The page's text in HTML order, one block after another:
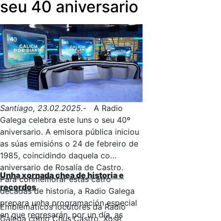
un peto, catro amigos que viven
aventuras relacionadas coa natureza, a
música e o seu contorno onde se
enxalzan valores como a amizade, a
empatía ou a resolución de conflitos
de maneira pacífica.
seu 40 aniversario
Santiago, 23.02.2025.- A Radio
Galega celebra este luns o seu 40º
aniversario. A emisora pública iniciou
as súas emisións o 24 de febreiro de
1985, coincidindo daquela co
aniversario de Rosalía de Castro.
Para conmemorar estas catro
décadas de historia, a Radio Galega
prepara unha programación especial
en que regresarán, por un día, as
Unha xornada chea de historia e
recordos
Emblemáticos locutores da Radio
Galega como Chus Castro, Xosé